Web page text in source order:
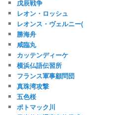
戊辰戦争
レオン・ロッシュ
レオンス・ヴェルニー(
勝海舟
咸臨丸
カッテンディーケ
横浜仏語伝習所
フランス軍事顧問団
真珠湾攻撃
五色桜
ポトマック川